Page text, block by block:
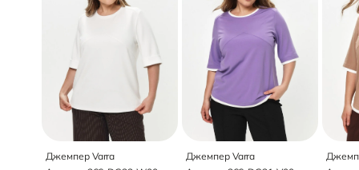
Джемпер Varra
Джемпер Varra